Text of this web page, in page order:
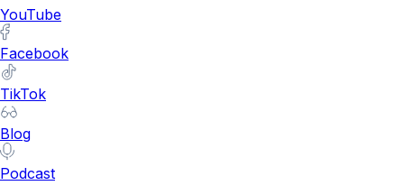
YouTube
Facebook
TikTok
Blog
Podcast